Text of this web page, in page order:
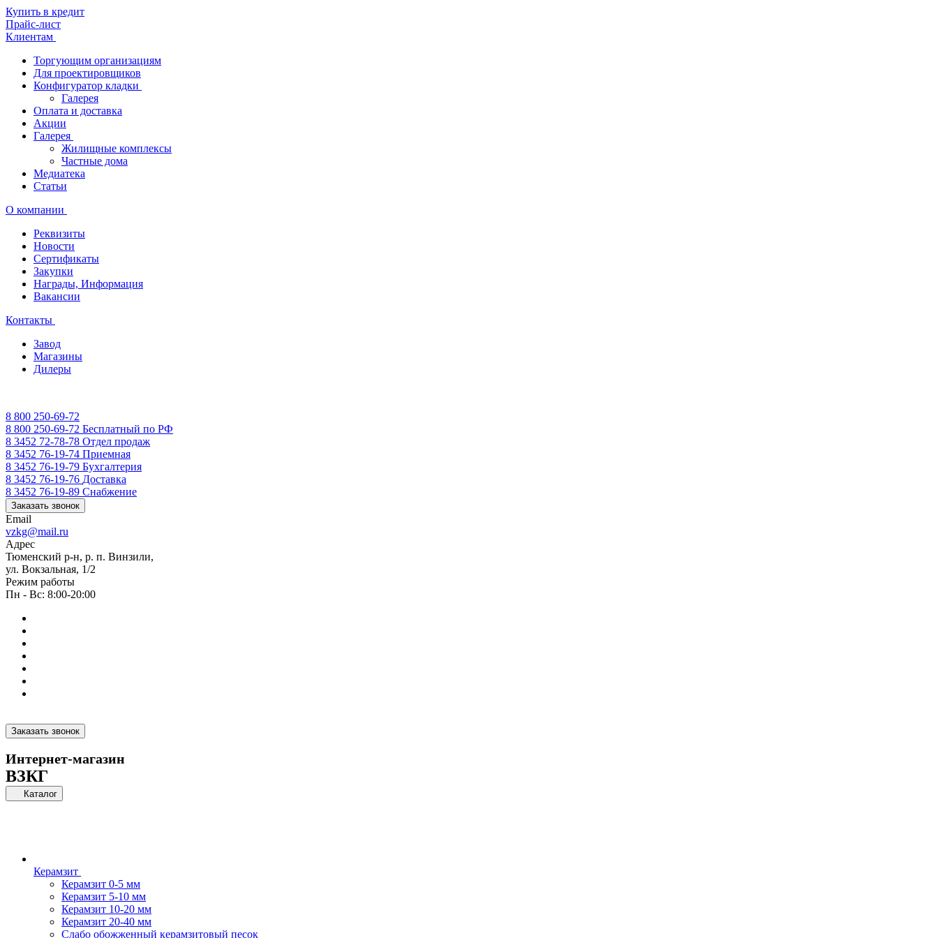
Купить в кредит
Прайс-лист
Клиентам
Торгующим организациям
Для проектировщиков
Конфигуратор кладки
Галерея
Оплата и доставка
Акции
Галерея
Жилищные комплексы
Частные дома
Медиатека
Статьи
О компании
Реквизиты
Новости
Сертификаты
Закупки
Награды, Информация
Вакансии
Контакты
Завод
Магазины
Дилеры
8 800 250-69-72
8 800 250-69-72 Бесплатный по РФ
8 3452 72-78-78 Отдел продаж
8 3452 76-19-74 Приемная
8 3452 76-19-79 Бухгалтерия
8 3452 76-19-76 Доставка
8 3452 76-19-89 Снабжение
Заказать звонок
Email
vzkg@mail.ru
Адрес
Тюменский р-н, р. п. Винзили,
ул. Вокзальная, 1/2
Режим работы
Пн - Вс: 8:00-20:00
Заказать звонок
Интернет-магазин
ВЗКГ
Каталог
Керамзит
Керамзит 0-5 мм
Керамзит 5-10 мм
Керамзит 10-20 мм
Керамзит 20-40 мм
Слабо обожженный керамзитовый песок